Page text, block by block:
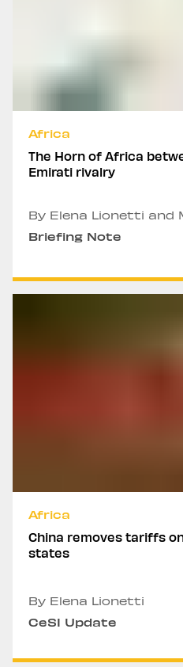
Africa
The Horn of Africa
Emirati rivalry
By Elena Lionetti and
Briefing Note
Africa
China removes tariffs
states
By Elena Lionetti
CeSI Update